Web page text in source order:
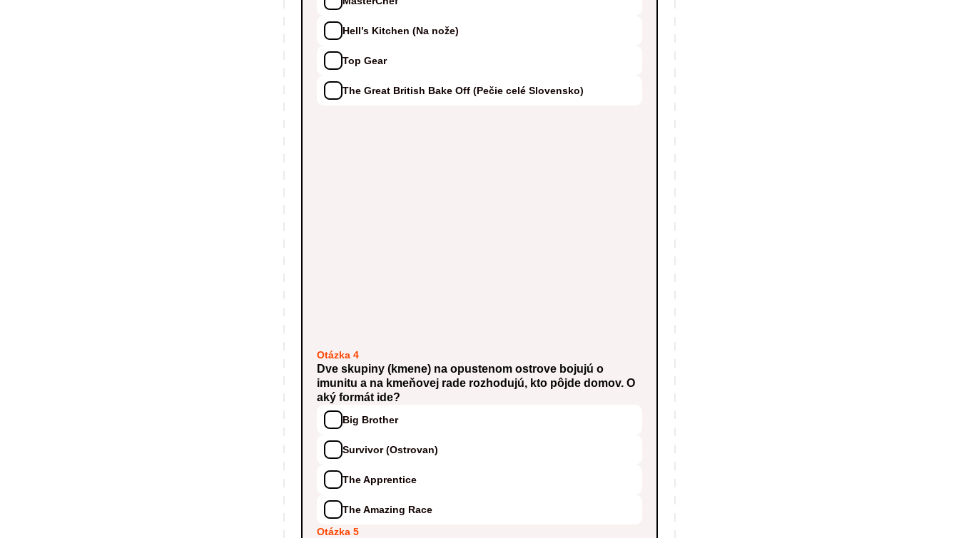
Hell’s Kitchen (Na nože)
Top Gear
The Great British Bake Off (Pečie celé Slovensko)
Otázka 4
Dve skupiny (kmene) na opustenom ostrove bojujú o
imunitu a na kmeňovej rade rozhodujú, kto pôjde domov. O
aký formát ide?
Big Brother
Survivor (Ostrovan)
The Apprentice
The Amazing Race
Otázka 5